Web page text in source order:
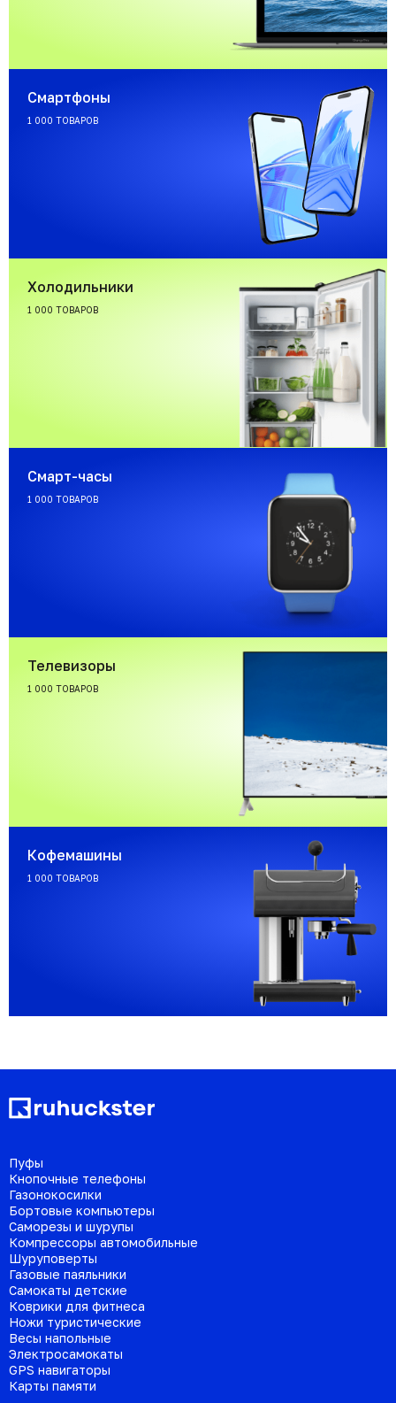
Смартфоны
1 000 ТОВАРОВ
Холодильники
1 000 ТОВАРОВ
Смарт-часы
1 000 ТОВАРОВ
Телевизоры
1 000 ТОВАРОВ
Кофемашины
1 000 ТОВАРОВ
Пуфы
Кнопочные телефоны
Газонокосилки
Бортовые компьютеры
Саморезы и шурупы
Компрессоры автомобильные
Шуруповерты
Газовые паяльники
Самокаты детские
Коврики для фитнеса
Ножи туристические
Весы напольные
Электросамокаты
GPS навигаторы
Карты памяти